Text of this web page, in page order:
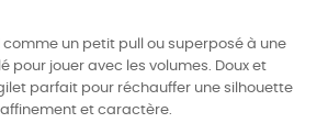
comme un petit pull ou superposé à une
pour jouer avec les volumes. Doux et
parfait pour réchauffer une silhouette
et caractère.